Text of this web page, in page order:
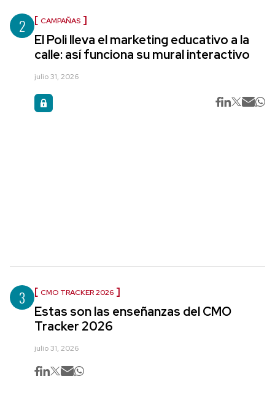
2 CAMPAÑAS
El Poli lleva el marketing educativo a la
calle: así funciona su mural interactivo
julio 31, 2026
3 CMO TRACKER 2026
Estas son las enseñanzas del CMO
Tracker 2026
julio 31, 2026